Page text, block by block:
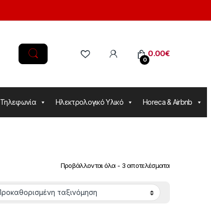
0
0.00€
Τηλεφωνία Ηλεκτρολογικό Υλικό Horeca & Airbnb
Προβάλλονται όλα - 3 αποτελέσματα